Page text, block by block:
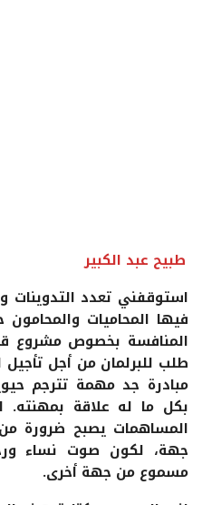
طبيح عبد الكبير
استوقفني تعدد التدوينات
فيها المحاميات
المنافسة بخصوص مشروع
طلب للبرلمان من أجل
مبادرة جد مهمة تترجم
بكل ما له علاقة
المساهمات يصبح ضرورة
جهة، لكون صوت نساء
مسموع من جهة أخرى.